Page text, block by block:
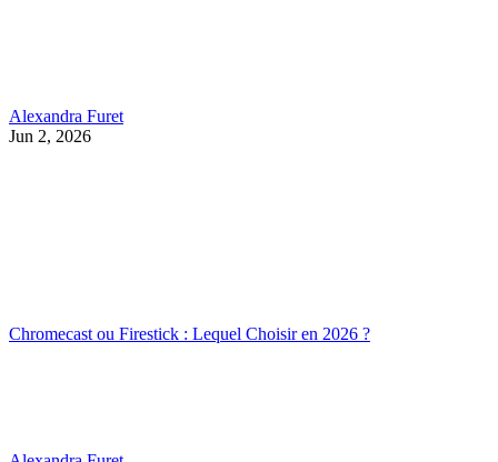
Alexandra Furet
Jun 2, 2026
Chromecast ou Firestick : Lequel Choisir en 2026 ?